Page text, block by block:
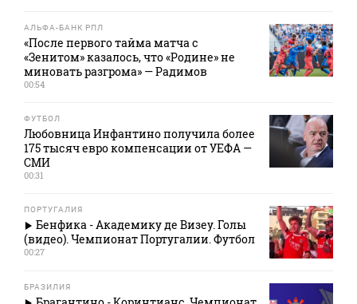
АЛЬФА-БАНК РПЛ
«После первого тайма матча с
«Зенитом» казалось, что «Родине» не
миновать разгрома» — Радимов
00:54
ФУТБОЛ
Любовница Инфантино получила более
175 тысяч евро компенсации от УЕФА —
СМИ
00:31
ПОРТУГАЛИЯ
Бенфика - Академику де Визеу. Голы
(видео). Чемпионат Португалии. Футбол
00:27
БРАЗИЛИЯ